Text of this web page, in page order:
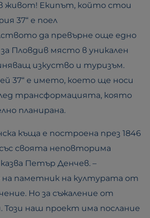
живот! Екипът, който стои
37“ е поел
да превърне още едно
Пловдив място в уникален
изкуство и туризъм.
37“ е името, което ще носи
трансформацията, която
планирана.
къща е построена през 1846
своята неповторима
Петър Денчев. –
паметник на културата от
Но за съжаление от
Този наш проект има послание